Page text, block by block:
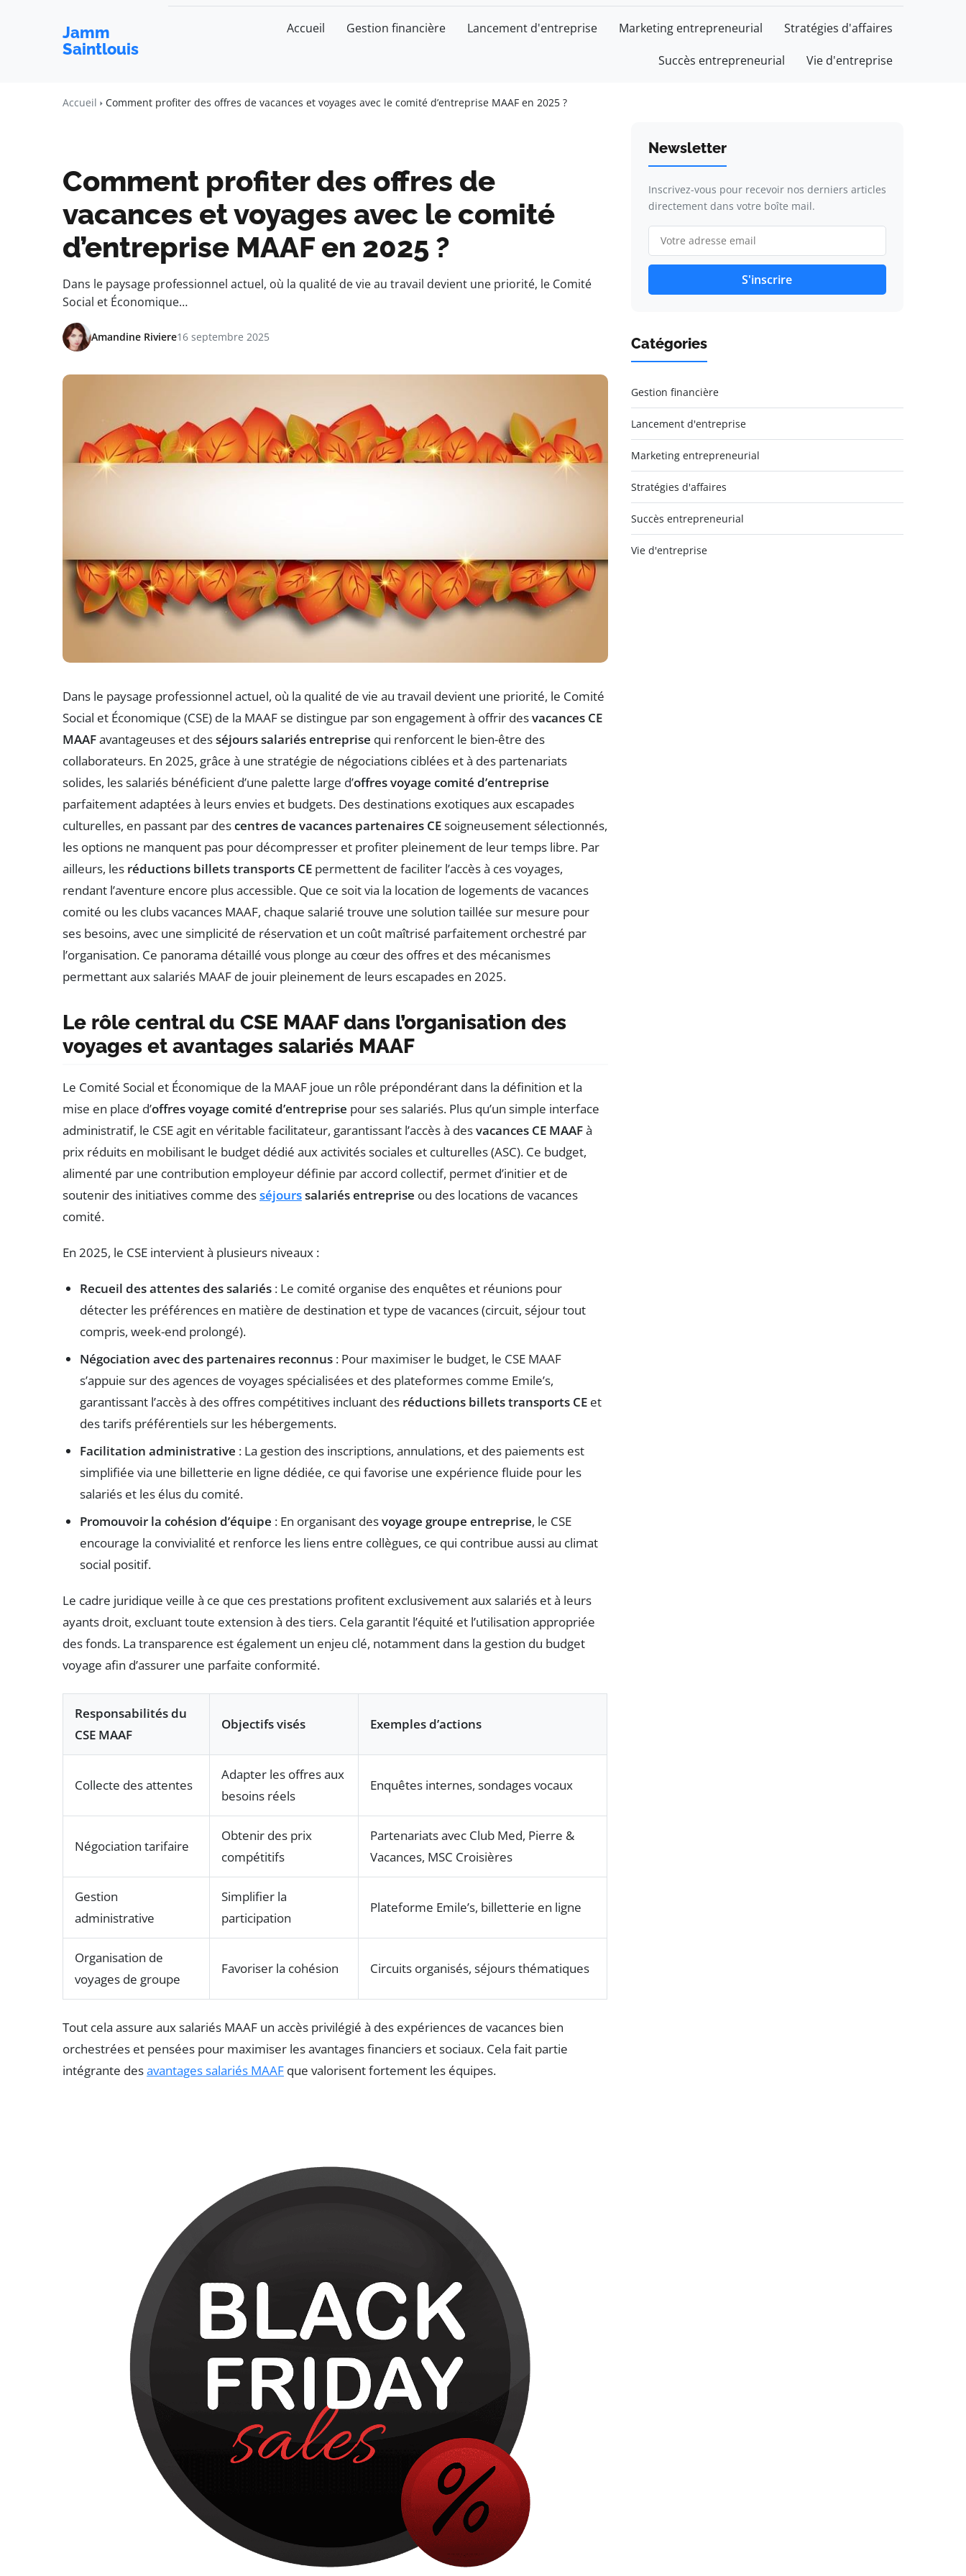
Jamm
Saintlouis
Accueil Gestion financière Lancement d'entreprise Marketing entrepreneurial Stratégies d'affaires
Succès entrepreneurial Vie d'entreprise
Accueil Comment profiter des offres de vacances et voyages avec le comité d’entreprise MAAF en 2025 ?
Comment profiter des offres de
vacances et voyages avec le comité
d’entreprise MAAF en 2025 ?
Dans le paysage professionnel actuel, où la qualité de vie au travail devient une priorité, le Comité
Social et Économique…
Amandine Riviere16 septembre 2025
Dans le paysage professionnel actuel, où la qualité de vie au travail devient une priorité, le Comité
Social et Économique (CSE) de la MAAF se distingue par son engagement à offrir desvacances CE
MAAFavantageuses et desséjours salariés entreprise qui renforcent le bien-être des
collaborateurs. En 2025, grâce à une stratégie de négociations ciblées et à des partenariats
solides, les salariés bénéficient d’une palette large d’offres voyage comité d’entreprise
parfaitement adaptées à leurs envies et budgets. Des destinations exotiques aux escapades
culturelles, en passant par descentres de vacances partenaires CEsoigneusement sélectionnés,
les options ne manquent pas pour décompresser et profiter pleinement de leur temps libre. Par
ailleurs, les réductions billets transports CE permettent de faciliter l’accès à ces voyages,
rendant l’aventure encore plus accessible. Que ce soit via la location de logements de vacances
comité ou les clubs vacances MAAF, chaque salarié trouve une solution taillée sur mesure pour
ses besoins, avec une simplicité de réservation et un coût maîtrisé parfaitement orchestré par
l’organisation. Ce panorama détaillé vous plonge au cœur des offres et des mécanismes
permettant aux salariés MAAF de jouir pleinement de leurs escapades en 2025.
Le rôle central du CSE MAAF dans l’organisation des
voyages et avantages salariés MAAF
Le Comité Social et Économique de la MAAF joue un rôle prépondérant dans la définition et la
mise en place d’offres voyage comité d’entreprise pour ses salariés. Plus qu’un simple interface
administratif, le CSE agit en véritable facilitateur, garantissant l’accès à desvacances CE MAAFà
prix réduits en mobilisant le budget dédié aux activités sociales et culturelles (ASC). Ce budget,
alimenté par une contribution employeur définie par accord collectif, permet d’initier et de
soutenir des initiatives comme desséjourssalariés entreprise ou des locations de vacances
comité.
En 2025, le CSE intervient à plusieurs niveaux :
Recueil des attentes des salariés : Le comité organise des enquêtes et réunions pour
détecter les préférences en matière de destination et type de vacances (circuit, séjour tout
compris, week-end prolongé).
Négociation avec des partenaires reconnus : Pour maximiser le budget, le CSE MAAF
s’appuie sur des agences de voyages spécialisées et des plateformes comme Emile’s,
garantissant l’accès à des offres compétitives incluant des réductions billets transports CE et
des tarifs préférentiels sur les hébergements.
Facilitation administrative : La gestion des inscriptions, annulations, et des paiements est
simplifiée via une billetterie en ligne dédiée, ce qui favorise une expérience fluide pour les
salariés et les élus du comité.
Promouvoir la cohésion d’équipe : En organisant desvoyage groupe entreprise, le CSE
encourage la convivialité et renforce les liens entre collègues, ce qui contribue aussi au climat
social positif.
Le cadre juridique veille à ce que ces prestations profitent exclusivement aux salariés et à leurs
ayants droit, excluant toute extension à des tiers. Cela garantit l’équité et l’utilisation appropriée
des fonds. La transparence est également un enjeu clé, notamment dans la gestion du budget
voyage afin d’assurer une parfaite conformité.
Responsabilités du
CSE MAAF
Objectifs visés Exemples d’actions
Collecte des attentes
Adapter les offres aux
besoins réels
Enquêtes internes, sondages vocaux
Négociation tarifaire
Obtenir des prix
compétitifs
Partenariats avec Club Med, Pierre &
Vacances, MSC Croisières
Gestion
administrative
Simplifier la
participation
Plateforme Emile’s, billetterie en ligne
Organisation de
voyages de groupe
Favoriser la cohésion Circuits organisés, séjours thématiques
Tout cela assure aux salariés MAAF un accès privilégié à des expériences de vacances bien
orchestrées et pensées pour maximiser les avantages financiers et sociaux. Cela fait partie
intégrante desavantages salariés MAAF que valorisent fortement les équipes.
Newsletter
Inscrivez-vous pour recevoir nos derniers articles
directement dans votre boîte mail.
S'inscrire
Catégories
Gestion financière
Lancement d'entreprise
Marketing entrepreneurial
Stratégies d'affaires
Succès entrepreneurial
Vie d'entreprise